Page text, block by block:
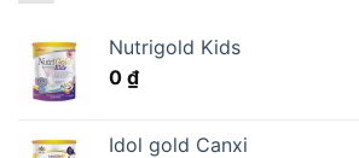
Nutrigold Kids
0 ₫
Idol gold Canxi